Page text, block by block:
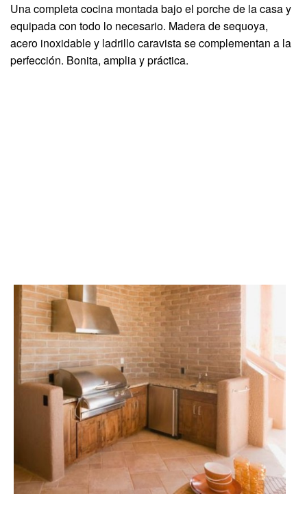
Una completa cocina montada bajo el porche de la casa y
equipada con todo lo necesario. Madera de sequoya,
acero inoxidable y ladrillo caravista se complementan a la
perfección. Bonita, amplia y práctica.